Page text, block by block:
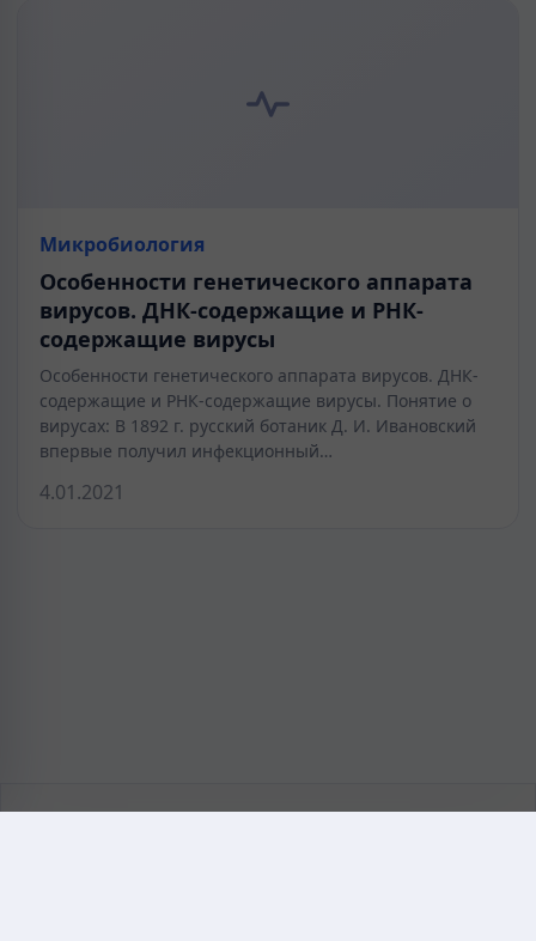
Микробиология
Особенности генетического аппарата
вирусов. ДНК-содержащие и РНК-
содержащие вирусы
Особенности генетического аппарата вирусов. ДНК-
содержащие и РНК-содержащие вирусы. Понятие о
вирусах: В 1892 г. русский ботаник Д. И. Ивановский
впервые получил инфекционный…
4.01.2021
KAZMEDIC.ORG